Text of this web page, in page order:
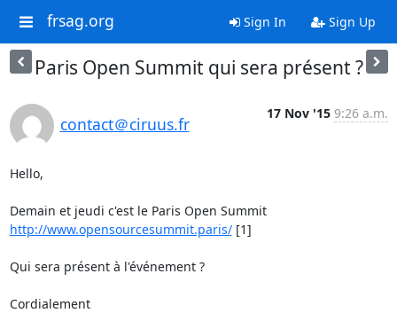
frsag.org Sign In Sign Up
Paris Open Summit qui sera présent ?
contact＠ciruus.fr
17 Nov '15 9:26 a.m.
Hello,
Demain et jeudi c'est le Paris Open Summit
http://www.opensourcesummit.paris/ [1]
Qui sera présent à l'événement ?
Cordialement